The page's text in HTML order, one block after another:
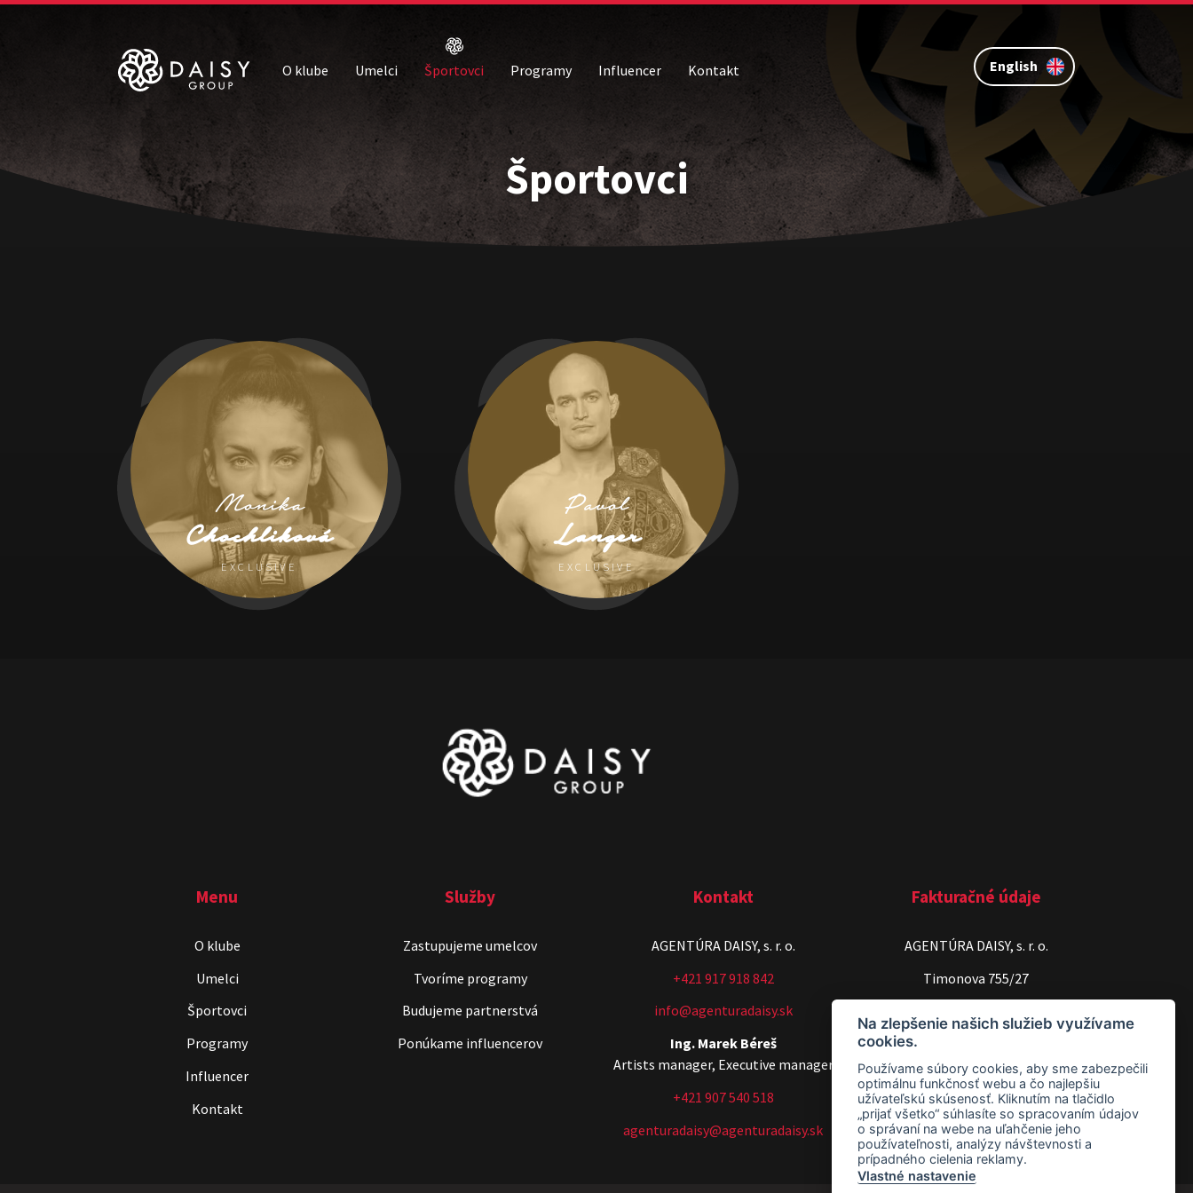
O klube Umelci Športovci Programy Influencer Kontakt English
Športovci
Monika
Chochliková
EXCLUSIVE
Pavol
Langer
EXCLUSIVE
Menu
O klube
Umelci
Športovci
Programy
Influencer
Kontakt
Služby
Zastupujeme umelcov
Tvoríme programy
Budujeme partnerstvá
Ponúkame influencerov
Kontakt
AGENTÚRA DAISY, s. r. o.
+421 917 918 842
info@agenturadaisy.sk
Ing. Marek Béreš
Artists manager, Executive manager
+421 907 540 518
agenturadaisy@agenturadaisy.sk
Fakturačné údaje
AGENTÚRA DAISY, s. r. o.
Timonova 755/27
IČ DPH: SK202 18 44 231
Na zlepšenie našich služieb využívame
cookies.
Používame súbory cookies, aby sme zabezpečili
optimálnu funkčnosť webu a čo najlepšiu
užívateľskú skúsenosť. Kliknutím na tlačidlo
„prijať všetko“ súhlasíte so spracovaním údajov
o správaní na webe na uľahčenie jeho
používateľnosti, analýzy návštevnosti a
prípadného cielenia reklamy.
Vlastné nastavenie